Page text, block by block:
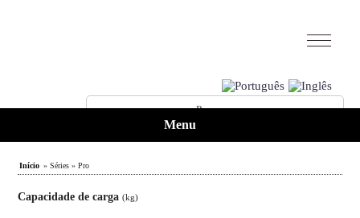
Menu
Início » Séries » Pro
Capacidade de carga(kg)